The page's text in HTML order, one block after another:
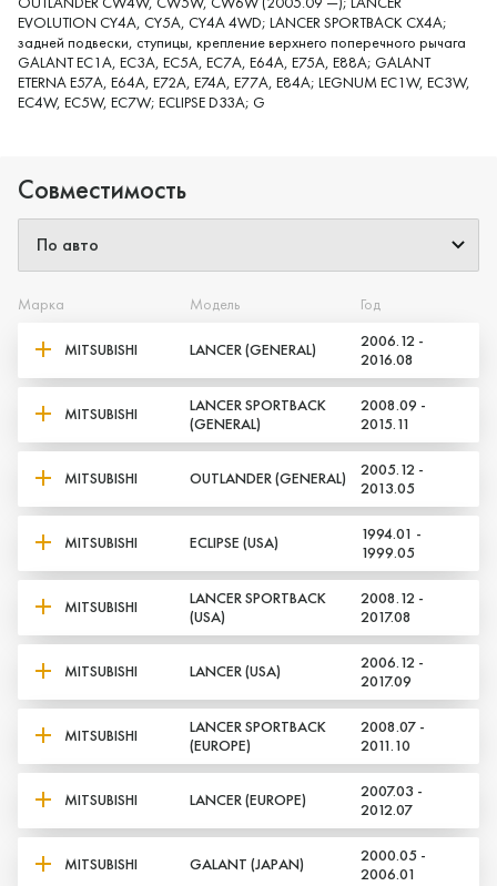
Нет, выбрать другой
EVOLUTION CY4A, CY5A, CY4A 4WD; LANCER SPORTBACK CX4A;
задней подвески, ступицы, крепление верхнего поперечного рычага
GALANT EC1A, EC3A, EC5A, EC7A, E64A, E75A, E88A; GALANT
ETERNA E57A, E64A, E72A, E74A, E77A, E84A; LEGNUM EC1W, EC3W,
EC4W, EC5W, EC7W; ECLIPSE D33A; G
Совместимость
Марка Модель Год
MITSUBISHI LANCER (GENERAL)
2006.12 -
2016.08
MITSUBISHI
LANCER SPORTBACK
(GENERAL)
2008.09 -
2015.11
MITSUBISHI OUTLANDER (GENERAL)
2005.12 -
2013.05
MITSUBISHI ECLIPSE (USA)
1994.01 -
1999.05
MITSUBISHI
LANCER SPORTBACK
(USA)
2008.12 -
2017.08
MITSUBISHI LANCER (USA)
2006.12 -
2017.09
MITSUBISHI
LANCER SPORTBACK
(EUROPE)
2008.07 -
2011.10
MITSUBISHI LANCER (EUROPE)
2007.03 -
2012.07
MITSUBISHI GALANT (JAPAN)
2000.05 -
2006.01